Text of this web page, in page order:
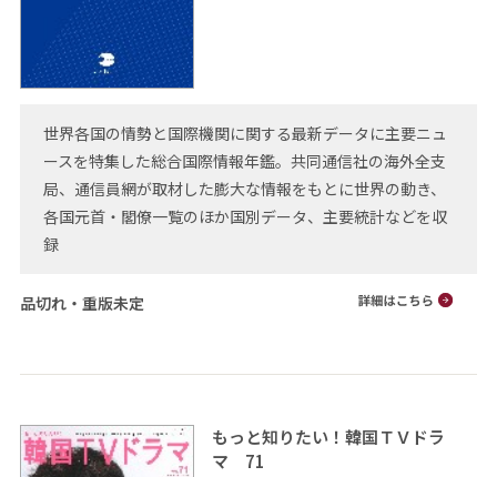
世界各国の情勢と国際機関に関する最新データに主要ニュ
ースを特集した総合国際情報年鑑。共同通信社の海外全支
局、通信員網が取材した膨大な情報をもとに世界の動き、
各国元首・閣僚一覧のほか国別データ、主要統計などを収
録
品切れ・重版未定
もっと知りたい！韓国ＴＶドラ
マ 71